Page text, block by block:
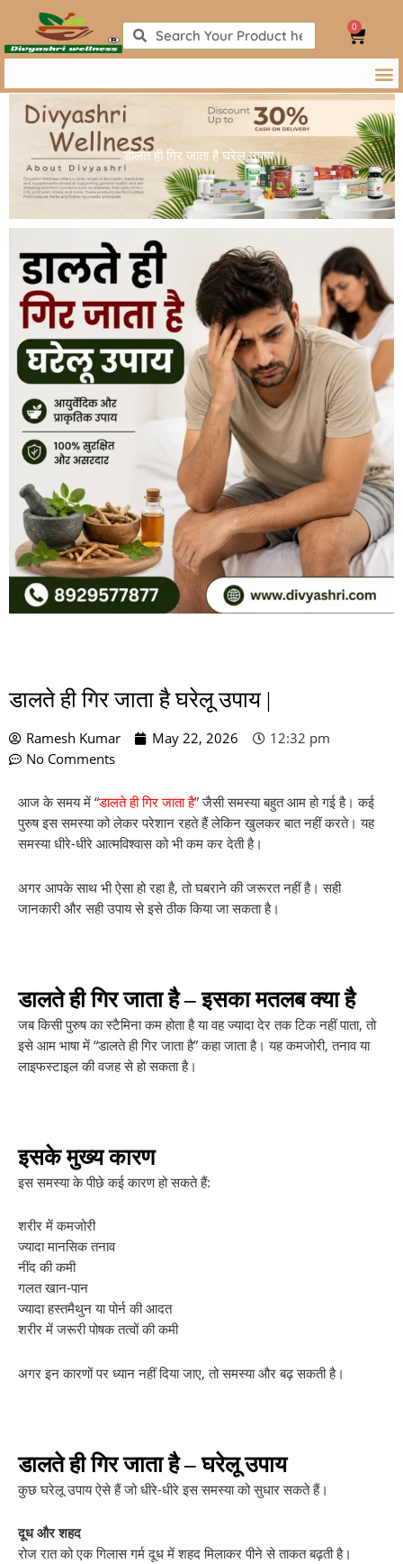
content
SearchSearch 0
Cart
डालते ही गिर जाता है घरेलू उपाय |
डालते ही गिर जाता है घरेलू उपाय |
Ramesh Kumar May 22, 2026
12:32 pm
No Comments
आज के समय में “डालते ही गिर जाता है” जैसी समस्या बहुत आम हो गई है। कई
पुरुष इस समस्या को लेकर परेशान रहते हैं लेकिन खुलकर बात नहीं करते। यह
समस्या धीरे-धीरे आत्मविश्वास को भी कम कर देती है।
अगर आपके साथ भी ऐसा हो रहा है, तो घबराने की जरूरत नहीं है। सही
जानकारी और सही उपाय से इसे ठीक किया जा सकता है।
डालते ही गिर जाता है – इसका मतलब क्या है
जब किसी पुरुष का स्टैमिना कम होता है या वह ज्यादा देर तक टिक नहीं पाता, तो
इसे आम भाषा में “डालते ही गिर जाता है” कहा जाता है। यह कमजोरी, तनाव या
लाइफस्टाइल की वजह से हो सकता है।
इसके मुख्य कारण
इस समस्या के पीछे कई कारण हो सकते हैं:
शरीर में कमजोरी
ज्यादा मानसिक तनाव
नींद की कमी
गलत खान-पान
ज्यादा हस्तमैथुन या पोर्न की आदत
शरीर में जरूरी पोषक तत्वों की कमी
अगर इन कारणों पर ध्यान नहीं दिया जाए, तो समस्या और बढ़ सकती है।
डालते ही गिर जाता है – घरेलू उपाय
कुछ घरेलू उपाय ऐसे हैं जो धीरे-धीरे इस समस्या को सुधार सकते हैं।
दूध और शहद
रोज रात को एक गिलास गर्म दूध में शहद मिलाकर पीने से ताकत बढ़ती है।